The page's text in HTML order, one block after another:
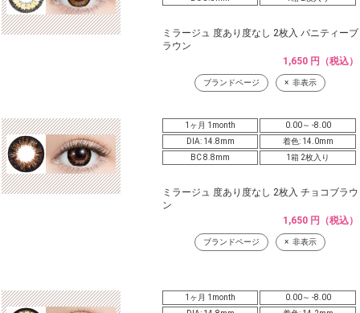
ミラージュ 度あり度なし 2枚入 バニティーブ
ラウン
1,650 円（税込）
ブランドページ 非表示
1ヶ月 1month
0.00～ -8.00
DIA: 14.8mm
着色: 14.0mm
BC 8.8mm
1箱 2枚入り
ミラージュ 度あり度なし 2枚入 チョコブラウ
ン
1,650 円（税込）
ブランドページ 非表示
1ヶ月 1month
0.00～ -8.00